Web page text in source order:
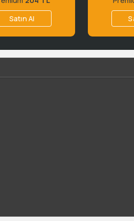
Satın Al